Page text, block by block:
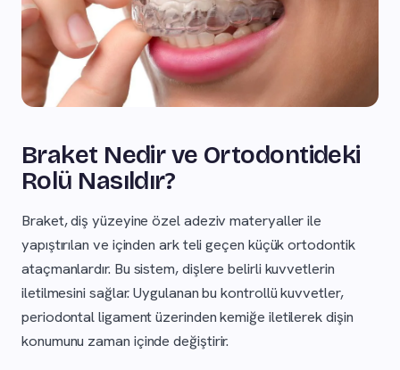
Braket Nedir ve Ortodontideki
Rolü Nasıldır?
Braket, diş yüzeyine özel adeziv materyaller ile
yapıştırılan ve içinden ark teli geçen küçük ortodontik
ataçmanlardır. Bu sistem, dişlere belirli kuvvetlerin
iletilmesini sağlar. Uygulanan bu kontrollü kuvvetler,
periodontal ligament üzerinden kemiğe iletilerek dişin
konumunu zaman içinde değiştirir.